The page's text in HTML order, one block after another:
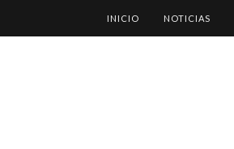
INICIO NOTICIAS